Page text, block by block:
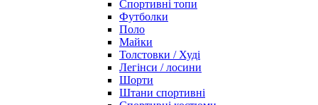
Спортивні топи
Футболки
Поло
Майки
Толстовки / Худі
Легінси / лосини
Шорти
Штани спортивні